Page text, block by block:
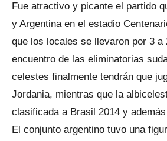
Fue atractivo y picante el partido
y Argentina en el estadio
que los locales se llevaron por 3 a
encuentro de las eliminatorias
celestes finalmente tendrán que
Jordania, mientras que la
clasificada a Brasil 2014 y
El conjunto argentino tuvo una